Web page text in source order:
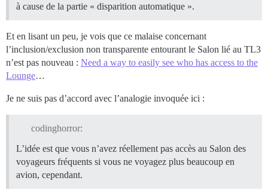
à cause de la partie « disparition automatique ».
Et en lisant un peu, je vois que ce malaise concernant
l’inclusion/exclusion non transparente entourant le Salon lié au TL3
n’est pas nouveau : Need a way to easily see who has access to the
Lounge…
Je ne suis pas d’accord avec l’analogie invoquée ici :
codinghorror:
L’idée est que vous n’avez réellement pas accès au Salon des
voyageurs fréquents si vous ne voyagez plus beaucoup en
avion, cependant.